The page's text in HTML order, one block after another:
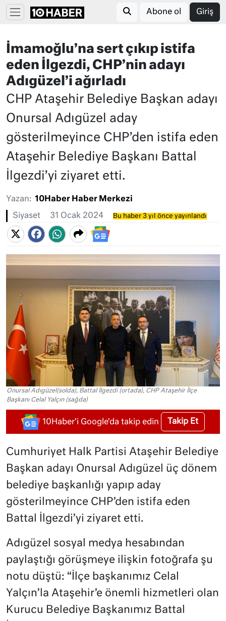
Abone ol Giriş
İmamoğlu’na sert çıkıp istifa
eden İlgezdi, CHP’nin adayı
Adıgüzel’i ağırladı
CHP Ataşehir Belediye Başkan adayı
Onursal Adıgüzel aday
gösterilmeyince CHP’den istifa eden
Ataşehir Belediye Başkanı Battal
İlgezdi’yi ziyaret etti.
Yazan: 10Haber Haber Merkezi
Siyaset 31 Ocak 2024 Bu haber 3 yıl önce yayınlandı
Onursal Adıgüzel(solda), Battal İlgezdi (ortada), CHP Ataşehir İlçe
Başkanı Celal Yalçın (sağda)
10Haber'i Google'da takip edin Takip Et
Cumhuriyet Halk Partisi Ataşehir Belediye
Başkan adayı Onursal Adıgüzel üç dönem
belediye başkanlığı yapıp aday
gösterilmeyince CHP’den istifa eden
Battal İlgezdi’yi ziyaret etti.
Adıgüzel sosyal medya hesabından
paylaştığı görüşmeye ilişkin fotoğrafa şu
notu düştü: “İlçe başkanımız Celal
Yalçın’la Ataşehir’e önemli hizmetleri olan
Kurucu Belediye Başkanımız Battal